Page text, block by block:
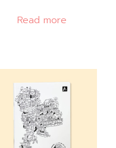
Read more